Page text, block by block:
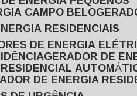
CAMPO BELO
RESIDENCIAIS
DE ENERGIA
GERADOR DE
RESIDENCIAL
DE ENERGIA